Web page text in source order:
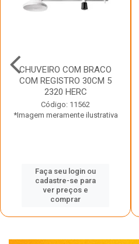
CHUVEIRO COM BRACO
COM REGISTRO 30CM 5
2320 HERC
Código: 11562
*Imagem meramente ilustrativa
Faça seu login ou
cadastre-se para
ver preços e
comprar